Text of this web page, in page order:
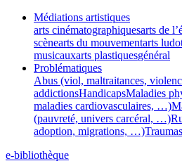
Médiations artistiques
arts cinématographiquesarts de
scènearts du mouvementarts
musicauxarts plastiquesgénéral
Problématiques
Abus (viol, maltraitances,
addictionsHandicapsMaladies
maladies cardiovasculaires, …)
(pauvreté, univers carcéral, …)
adoption, migrations, …)Traumas
e-bibliothèque